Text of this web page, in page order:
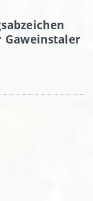
Gaweinstaler